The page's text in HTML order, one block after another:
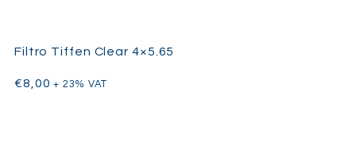
Filtro Tiffen Clear 4×5.65
€8,00 + 23% VAT